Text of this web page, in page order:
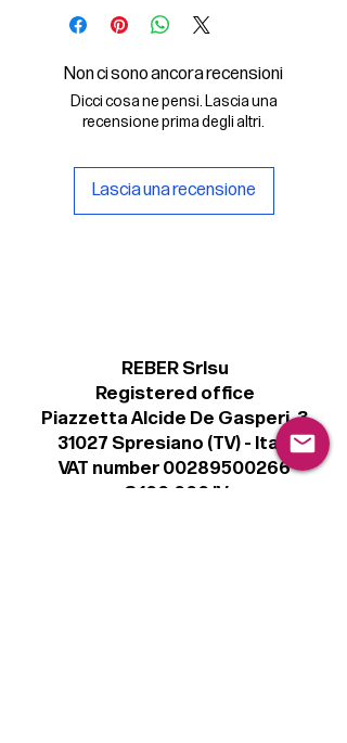
- le immagini descritte in formato
- la licenza d'uso delle grafiche
Il File SVG è compatibile con Adobe,
Cricut Design, Cricut
Procreate e Affinity
Non ci sono ancora recensioni
Dicci cosa ne pensi. Lascia una
recensione prima degli altri.
Lascia una recensione
REBER Srlsu
Registered office
Piazzetta Alcide De Gasperi, 3
31027 Spresiano (TV) - Italy
VAT number 00289500266
€ 100.000 IV